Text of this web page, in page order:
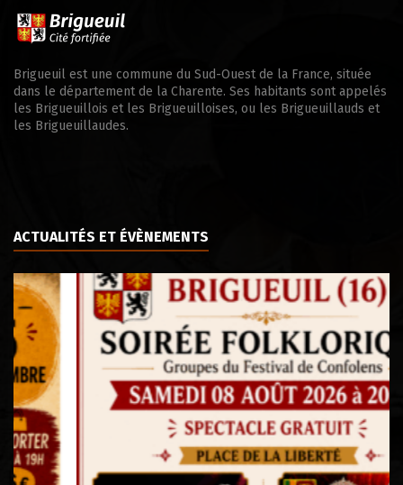
Brigueuil est une commune du Sud-Ouest de la France, située
dans le département de la Charente. Ses habitants sont appelés
les Brigueuillois et les Brigueuilloises, ou les Brigueuillauds et
les Brigueuillaudes.
ACTUALITÉS ET ÉVÈNEMENTS